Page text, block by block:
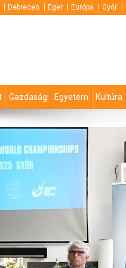
Debrecen Eger Európa Győr
Gazdaság Egyetem Kultúra